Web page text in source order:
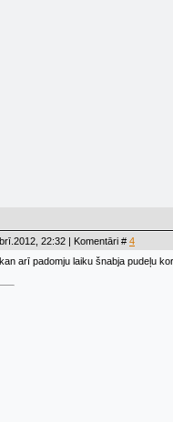
22:32 | Komentāri # 4
arī padomju laiku šnabja pudeļu